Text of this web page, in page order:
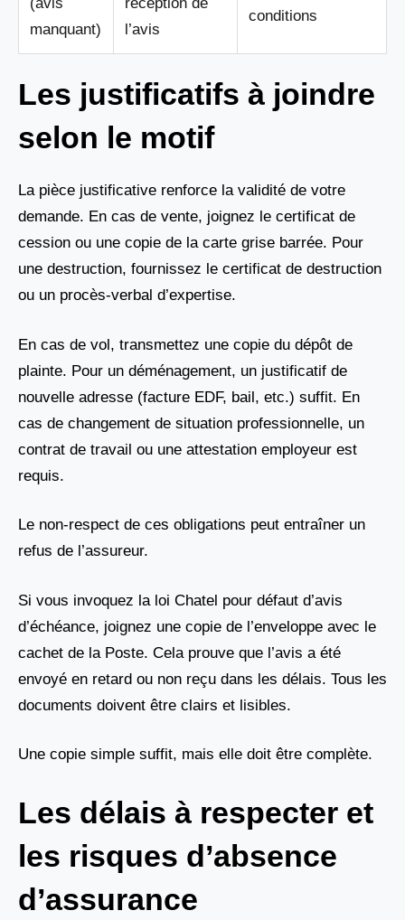
manquant)
l’avis
conditions
Les justificatifs à joindre
selon le motif
La pièce justificative renforce la validité de votre
demande. En cas de vente, joignez le certificat de
cession ou une copie de la carte grise barrée. Pour
une destruction, fournissez le certificat de destruction
ou un procès-verbal d’expertise.
En cas de vol, transmettez une copie du dépôt de
plainte. Pour un déménagement, un justificatif de
nouvelle adresse (facture EDF, bail, etc.) suffit. En
cas de changement de situation professionnelle, un
contrat de travail ou une attestation employeur est
requis.
Le non-respect de ces obligations peut entraîner un
refus de l’assureur.
Si vous invoquez la loi Chatel pour défaut d’avis
d’échéance, joignez une copie de l’enveloppe avec le
cachet de la Poste. Cela prouve que l’avis a été
envoyé en retard ou non reçu dans les délais. Tous les
documents doivent être clairs et lisibles.
Une copie simple suffit, mais elle doit être complète.
Les délais à respecter et
les risques d’absence
d’assurance